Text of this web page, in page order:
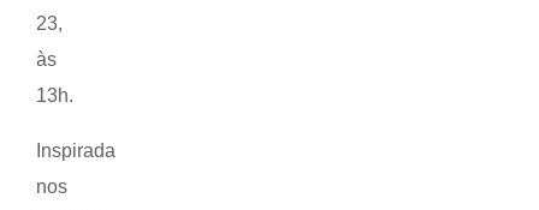
23,
às
13h.
Inspirada
nos